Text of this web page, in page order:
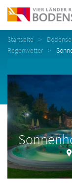
Startseite
Regenwetter